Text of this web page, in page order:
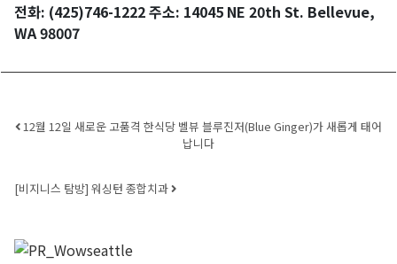
전화: (425)746-1222 주소: 14045 NE 20th St. Bellevue,
WA 98007
Post navigation
12월 12일 새로운 고품격 한식당 벨뷰 블루진저(Blue Ginger)가 새롭게 태어
납니다
[비지니스 탐방] 워싱턴 종합치과